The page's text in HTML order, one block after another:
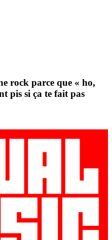
rock parce que « ho,
pis si ça te fait pas